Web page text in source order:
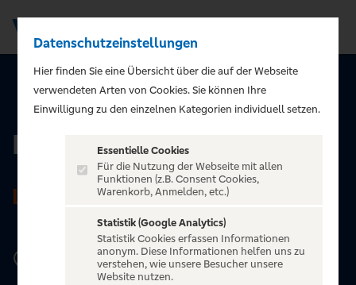
ZURÜCK ZUR STARTSEITE
Haus Auensee
LEIPZIG
Gustav-Esche-Straße 4, 04159 Leipzig
Datenschutzeinstellungen
Hier finden Sie eine Übersicht über die auf der Webseite
verwendeten Arten von Cookies. Sie können Ihre
Einwilligung zu den einzelnen Kategorien individuell setzen.
Essentielle Cookies
Für die Nutzung der Webseite mit allen
Funktionen (z.B. Consent Cookies,
Warenkorb, Anmelden, etc.)
Statistik (Google Analytics)
Statistik Cookies erfassen Informationen
anonym. Diese Informationen helfen uns zu
verstehen, wie unsere Besucher unsere
Website nutzen.